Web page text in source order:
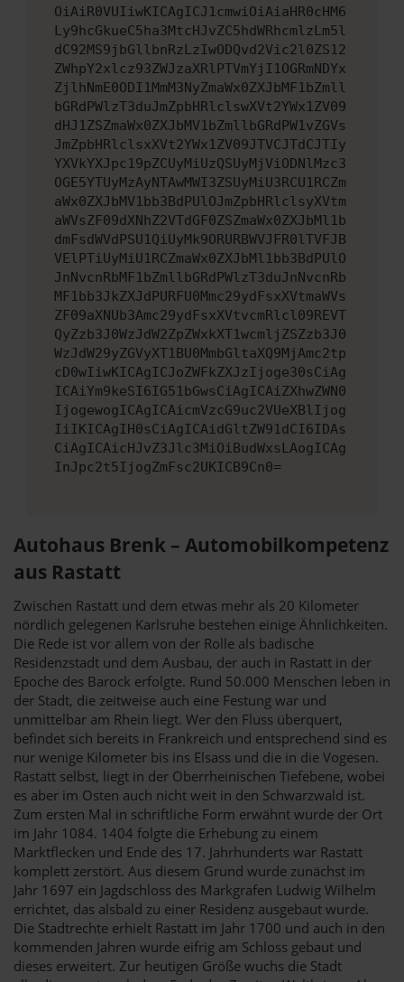
OiAiR0VUIiwKICAgICJ1cmwiOiAiaHR0cHM6
Ly9hcGkueC5ha3MtcHJvZC5hdWRhcmlzLm5l
dC92MS9jbGllbnRzLzIwODQvd2Vic2l0ZS12
ZWhpY2xlcz93ZWJzaXRlPTVmYjI1OGRmNDYx
ZjlhNmE0ODI1MmM3NyZmaWx0ZXJbMF1bZmll
bGRdPWlzT3duJmZpbHRlclswXVt2YWx1ZV09
dHJ1ZSZmaWx0ZXJbMV1bZmllbGRdPW1vZGVs
JmZpbHRlclsxXVt2YWx1ZV09JTVCJTdCJTIy
YXVkYXJpc19pZCUyMiUzQSUyMjViODNlMzc3
OGE5YTUyMzAyNTAwMWI3ZSUyMiU3RCU1RCZm
aWx0ZXJbMV1bb3BdPUlOJmZpbHRlclsyXVtm
aWVsZF09dXNhZ2VTdGF0ZSZmaWx0ZXJbMl1b
dmFsdWVdPSU1QiUyMk9ORURBWVJFR0lTVFJB
VElPTiUyMiU1RCZmaWx0ZXJbMl1bb3BdPUlO
JnNvcnRbMF1bZmllbGRdPWlzT3duJnNvcnRb
MF1bb3JkZXJdPURFU0Mmc29ydFsxXVtmaWVs
ZF09aXNUb3Amc29ydFsxXVtvcmRlcl09REVT
QyZzb3J0WzJdW2ZpZWxkXT1wcmljZSZzb3J0
WzJdW29yZGVyXT1BU0MmbGltaXQ9MjAmc2tp
cD0wIiwKICAgICJoZWFkZXJzIjoge30sCiAg
ICAiYm9keSI6IG51bGwsCiAgICAiZXhwZWN0
IjogewogICAgICAicmVzcG9uc2VUeXBlIjog
IiIKICAgIH0sCiAgICAidGltZW91dCI6IDAs
CiAgICAicHJvZ3Jlc3MiOiBudWxsLAogICAg
InJpc2t5IjogZmFsc2UKICB9Cn0=
Autohaus Brenk – Automobilkompetenz
aus Rastatt
Zwischen Rastatt und dem etwas mehr als 20 Kilometer
nördlich gelegenen Karlsruhe bestehen einige Ähnlichkeiten.
Die Rede ist vor allem von der Rolle als badische
Residenzstadt und dem Ausbau, der auch in Rastatt in der
Epoche des Barock erfolgte. Rund 50.000 Menschen leben in
der Stadt, die zeitweise auch eine Festung war und
unmittelbar am Rhein liegt. Wer den Fluss überquert,
befindet sich bereits in Frankreich und entsprechend sind es
nur wenige Kilometer bis ins Elsass und die in die Vogesen.
Rastatt selbst, liegt in der Oberrheinischen Tiefebene, wobei
es aber im Osten auch nicht weit in den Schwarzwald ist.
Zum ersten Mal in schriftliche Form erwähnt wurde der Ort
im Jahr 1084. 1404 folgte die Erhebung zu einem
Marktflecken und Ende des 17. Jahrhunderts war Rastatt
komplett zerstört. Aus diesem Grund wurde zunächst im
Jahr 1697 ein Jagdschloss des Markgrafen Ludwig Wilhelm
errichtet, das alsbald zu einer Residenz ausgebaut wurde.
Die Stadtrechte erhielt Rastatt im Jahr 1700 und auch in den
kommenden Jahren wurde eifrig am Schloss gebaut und
dieses erweitert. Zur heutigen Größe wuchs die Stadt